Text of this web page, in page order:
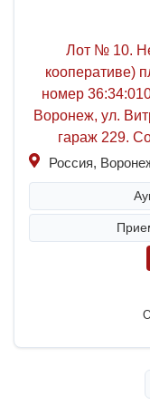
Лот № 10.
кооперативе)
номер
Воронеж, ул.
гараж 229.
Россия,